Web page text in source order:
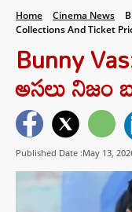
Home Cinema News
Collections And Ticket
Bunny
అసలు నిజం
Published Date :May 13,